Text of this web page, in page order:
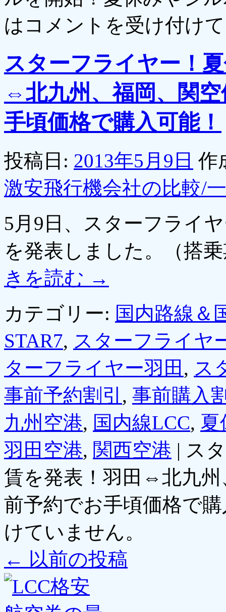
は コメントを受け付け
スターフライヤー！
⇔北九州、福岡、関
手頃価格で購入可能！
投稿日: 2013年5月9日 作
激安飛行機会社の比較/
5月9日、スターフライ
を発表しました。（搭
きを読む →
カテゴリー: 国内路線＆
STAR7, スターフライヤ
ターフライヤー羽田 , ス
事前予約割引 , 事前購入
九州空港, 国内線LCC, 夏
羽田空港, 関西空港 | ス
賃を発表！羽田⇔北九州
前予約でお手頃価格で
けていません。
← 以前の投稿